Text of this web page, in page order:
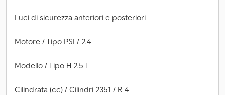
--
Luci di sicurezza anteriori e posteriori
--
Motore / Tipo PSI / 2.4
--
Modello / Tipo H 2.5 T
--
Cilindrata (cc) / Cilindri 2351 / R 4